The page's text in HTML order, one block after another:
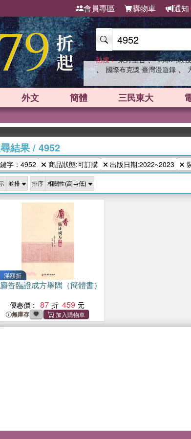
會員專區 購物車 通知
熱搜： 東野圭吾 、 高希均教
、 國際布克獎 臺灣漫遊錄 、
外文 簡體 三民東大
結果/ 4952
字：4952 商品狀態:可訂購 出版日期:2022~2023
排序
滿額折
麝香臨證成方舉隅（簡體書）
優惠價： 87 459
無庫存